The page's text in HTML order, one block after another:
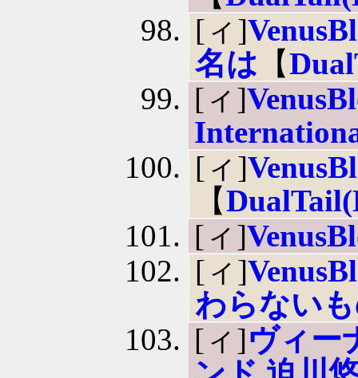
[ィ]
名は 【
[ィ]
[ィ]
【
[ィ]
[ィ]
わらない
[ィ]ヴィー